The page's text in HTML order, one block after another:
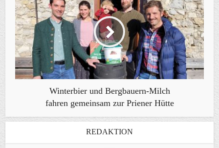
Winterbier und Bergbauern-Milch
fahren gemeinsam zur Priener Hütte
REDAKTION